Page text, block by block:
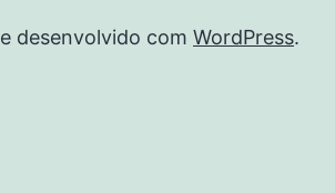
desenvolvido com WordPress.